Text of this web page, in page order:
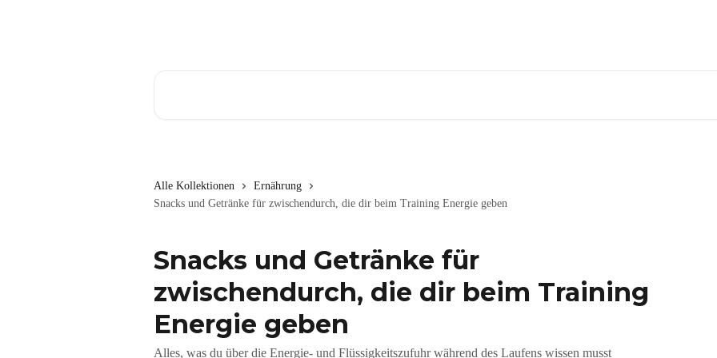
Alle Kollektionen
Ernährung
Snacks und Getränke für zwischendurch, die dir beim Training Energie geben
Snacks und Getränke für
zwischendurch, die dir beim Training
Energie geben
Alles, was du über die Energie- und Flüssigkeitszufuhr während des Laufens wissen musst